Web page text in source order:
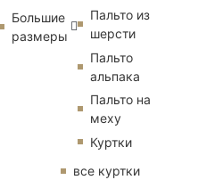
Большие
размеры
Пальто из
шерсти
Пальто
альпака
Пальто на
меху
Куртки
все куртки